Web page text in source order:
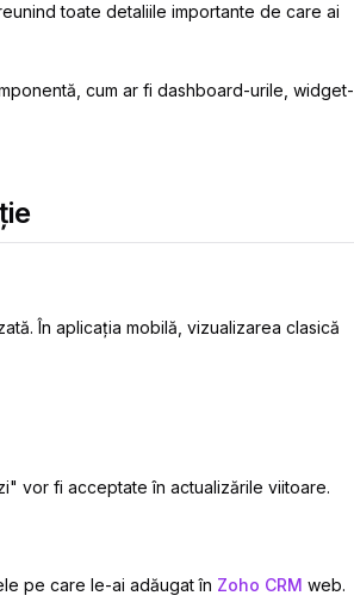
toate detaliile importante de care ai
cum ar fi dashboard-urile, widget-
În aplicația mobilă, vizualizarea clasică
" vor fi acceptate în actualizările viitoare.
pe care le-ai adăugat în Zoho CRM web.